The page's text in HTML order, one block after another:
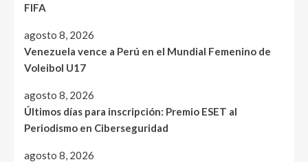
FIFA
agosto 8, 2026
Venezuela vence a Perú en el Mundial Femenino de
Voleibol U17
agosto 8, 2026
Últimos días para inscripción: Premio ESET al
Periodismo en Ciberseguridad
agosto 8, 2026